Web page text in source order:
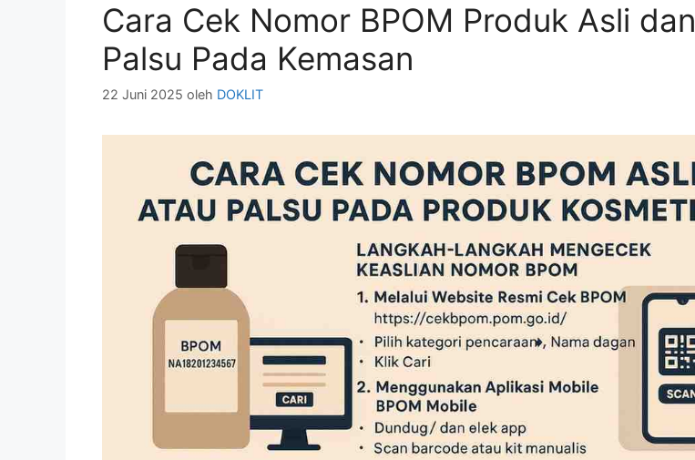
Cara Cek Nomor BPOM Produk Asli dan
Palsu Pada Kemasan
22 Juni 2025 oleh DOKLIT